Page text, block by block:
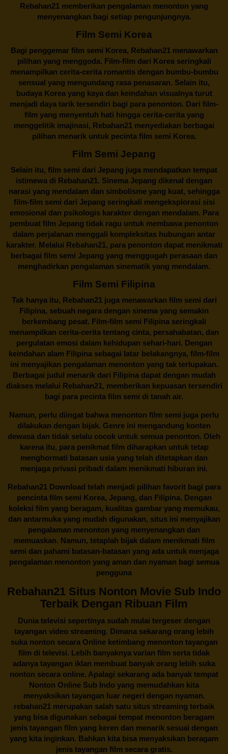
Rebahan21 memberikan pengalaman menonton yang
menyenangkan bagi setiap pengunjungnya.
Film Semi Korea
Bagi penggemar film semi Korea, Rebahan21menawarkan
pilihan yang menggoda. Film-film dari Korea seringkali
menampilkan cerita-cerita romantis dengan bumbu-bumbu
sensual yang mengundang rasa penasaran. Selain itu,
budaya Korea yang kaya dan keindahan visualnya turut
menjadi daya tarik tersendiri bagi para penonton. Dari film-
film yang menyentuh hati hingga cerita-cerita yang
menggelitik imajinasi, Rebahan21 menyediakan berbagai
pilihan menarik untuk pecinta film semi Korea.
Film Semi Jepang
Selain itu, film semi dari Jepang juga mendapatkan tempat
istimewa di Rebahan21. Sinema Jepang dikenal dengan
narasi yang mendalam dan simbolisme yang kuat, sehingga
film-film semi dari Jepang seringkali mengeksplorasi sisi
emosional dan psikologis karakter dengan mendalam. Para
pembuat film Jepang tidak ragu untuk membawa penonton
dalam perjalanan menggali kompleksitas hubungan antar
karakter. Melalui Rebahan21, para penonton dapat menikmati
berbagai film semi Jepang yang menggugah perasaan dan
menghadirkan pengalaman sinematik yang mendalam.
Film Semi Filipina
Tak hanya itu, Rebahan21juga menawarkan film semi dari
Filipina, sebuah negara dengan sinema yang semakin
berkembang pesat. Film-film semi Filipina seringkali
menampilkan cerita-cerita tentang cinta, persahabatan, dan
pergulatan emosi dalam kehidupan sehari-hari. Dengan
keindahan alam Filipina sebagai latar belakangnya, film-film
ini menyajikan pengalaman menonton yang tak terlupakan.
Berbagai judul menarik dari Filipina dapat dengan mudah
diakses melalui Rebahan21, memberikan kepuasan tersendiri
bagi para pecinta film semi di tanah air.
Namun, perlu diingat bahwa menonton film semi juga perlu
dilakukan dengan bijak. Genre ini mengandung konten
dewasa dan tidak selalu cocok untuk semua penonton. Oleh
karena itu, para penikmat film diharapkan untuk tetap
menghormati batasan usia yang telah ditetapkan dan
menjaga privasi pribadi dalam menikmati hiburan ini.
Rebahan21Download telah menjadi pilihan favorit bagi para
pencinta film semi Korea, Jepang, dan Filipina. Dengan
koleksi film yang beragam, kualitas gambar yang memukau,
dan antarmuka yang mudah digunakan, situs ini menyajikan
pengalaman menonton yang menyenangkan dan
memuaskan. Namun, tetaplah bijak dalam menikmati film
semi dan pahami batasan-batasan yang ada untuk menjaga
pengalaman menonton yang aman dan nyaman bagi semua
pengguna
Rebahan21 Situs Nonton Movie Sub Indo
Terbaik Dengan Ribuan Film
Dunia televisi sepertinya sudah mulai tergeser dengan
tayangan video streaming. Dimana sekarang orang lebih
suka nonton secara Online ketimbang menonton tayangan
film di televisi. Lebih banyaknya varian film serta tidak
adanya tayangan iklan membuat banyak orang lebih suka
nonton secara online. Apalagi sekarang ada banyak tempat
Nonton Online Sub Indo yang memudahkan kita
menyaksikan tayangan luar negeri dengan nyaman.
rebahan21 merupakan salah satu situs streaming terbaik
yang bisa digunakan sebagai tempat menonton beragam
jenis tayangan film yang keren dan menarik sesuai dengan
yang kita inginkan. Bahkan kita bisa menyaksikan beragam
jenis tayangan film secara gratis.